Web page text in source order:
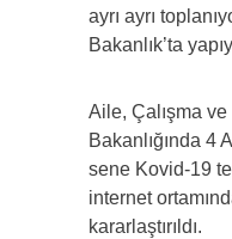
ayrı ayrı
Bakanlık’ta
Aile, Çalışma
Bakanlığında 4
sene Kovid-19
internet
kararlaştırıldı.